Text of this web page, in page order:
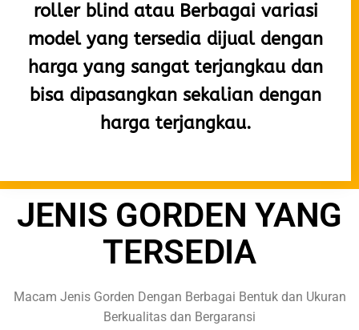
roller blind atau Berbagai variasi
model yang tersedia dijual dengan
harga yang sangat terjangkau dan
bisa dipasangkan sekalian dengan
harga terjangkau.
JENIS GORDEN YANG
TERSEDIA
Macam Jenis Gorden Dengan Berbagai Bentuk dan Ukuran
Berkualitas dan Bergaransi